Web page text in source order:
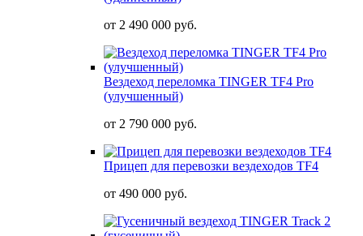
от 2 490 000 руб.
Вездеход переломка TINGER TF4 Pro
(улучшенный)
от 2 790 000 руб.
Прицеп для перевозки вездеходов TF4
от 490 000 руб.